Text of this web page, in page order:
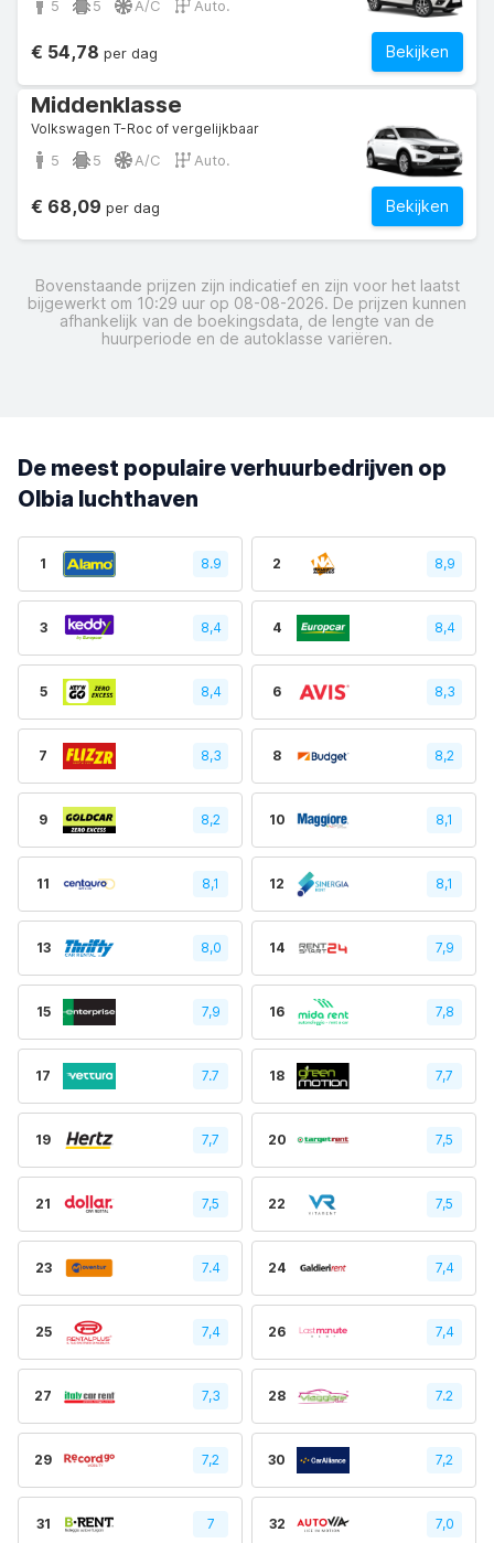
5 5 A/C Auto.
Bekijken
€ 54,78 per dag
Middenklasse
Volkswagen T-Roc of vergelijkbaar
5 5 A/C Auto.
Bekijken
€ 68,09 per dag
Bovenstaande prijzen zijn indicatief en zijn voor het laatst
bijgewerkt om 10:29 uur op 08-08-2026. De prijzen kunnen
afhankelijk van de boekingsdata, de lengte van de
huurperiode en de autoklasse variëren.
De meest populaire verhuurbedrijven op
Olbia luchthaven
1 8.9 2 8,9
3 8,4 4 8,4
5 8,4 6 8,3
7 8,3 8 8,2
9 8,2 10 8,1
11 8,1 12 8,1
13 8,0 14 7,9
15 7,9 16 7,8
17 7.7 18 7,7
19 7,7 20 7,5
21 7,5 22 7,5
23 7.4 24 7,4
25 7,4 26 7,4
27 7,3 28 7.2
29 7,2 30 7,2
31 7 32 7,0